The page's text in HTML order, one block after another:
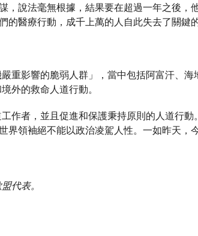
，說法毫無根據，結果要在超過一年之後，
醫療行動，成千上萬的人自此失去了關鍵的
重影響的脆弱人群」，當中包括阿富汗、海
外的救命人道行動。
作者，並且促進和保護秉持原則的人道行動
界領袖絕不能以政治凌駕人性。一如昨天，
代表。